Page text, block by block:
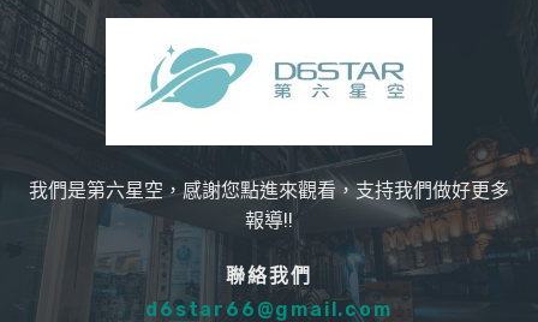
我們是第六星空，感謝您點進來觀看，支持我們做好更多
報導!!
聯絡我們
d6star66@gmail.com